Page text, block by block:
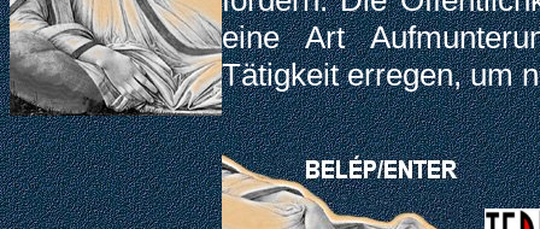
eine Art
Tätigkeit erregen, um